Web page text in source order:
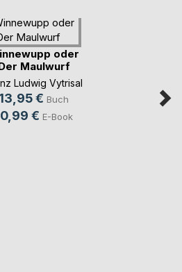
oder
Maulwurf
Ludwig Vytrisal
13,95 € Buch
€ E-Book